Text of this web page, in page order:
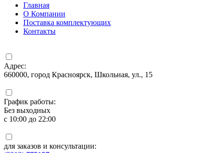
Главная
О Компании
Поставка комплектующих
Контакты
Адрес:
660000, город Красноярск, Школьная, ул., 15
График работы:
Без выходных
с 10:00 до 22:00
для заказов и консультации: